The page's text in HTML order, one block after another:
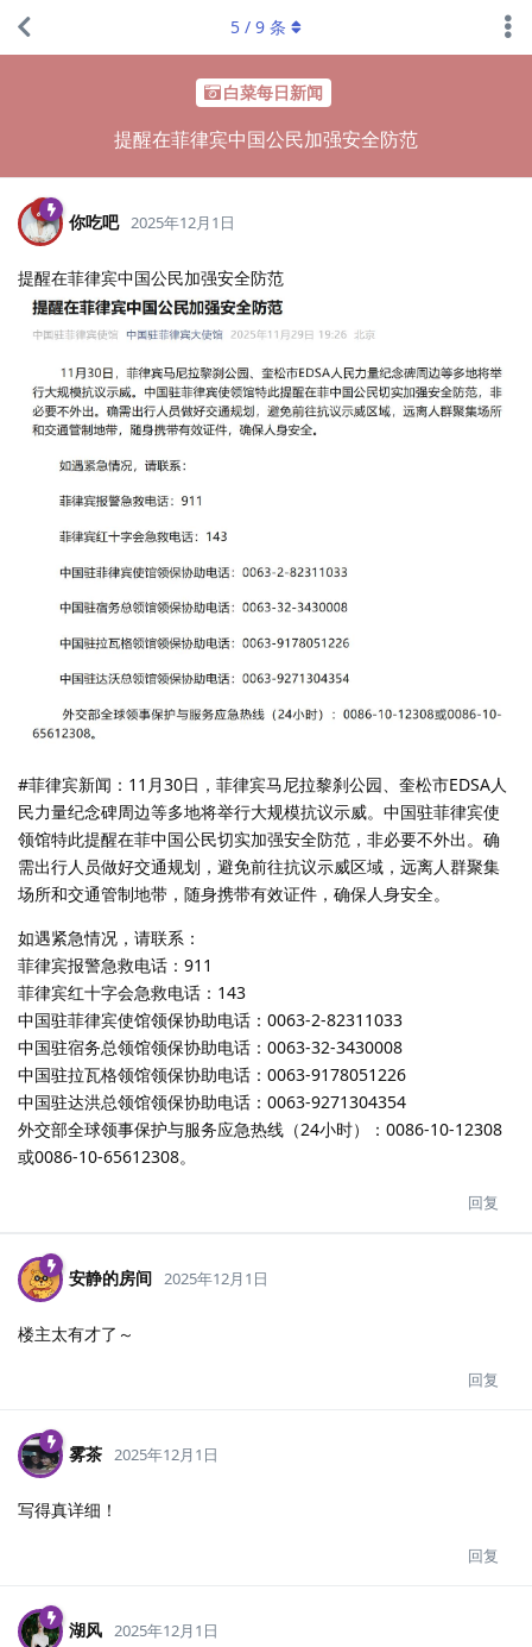
白菜每日新闻
提醒在菲律宾中国公民加强安全防范
5 / 9 条
你吃吧 2025年12月1日
提醒在菲律宾中国公民加强安全防范
#菲律宾新闻：11月30日，菲律宾马尼拉黎刹公园、奎松市EDSA人
民力量纪念碑周边等多地将举行大规模抗议示威。中国驻菲律宾使
领馆特此提醒在菲中国公民切实加强安全防范，非必要不外出。确
需出行人员做好交通规划，避免前往抗议示威区域，远离人群聚集
场所和交通管制地带，随身携带有效证件，确保人身安全。
如遇紧急情况，请联系：
菲律宾报警急救电话：911
菲律宾红十字会急救电话：143
中国驻菲律宾使馆领保协助电话：0063-2-82311033
中国驻宿务总领馆领保协助电话：0063-32-3430008
中国驻拉瓦格领馆领保协助电话：0063-9178051226
中国驻达洪总领馆领保协助电话：0063-9271304354
外交部全球领事保护与服务应急热线（24小时）：0086-10-12308
或0086-10-65612308。
回复
安静的房间 2025年12月1日
楼主太有才了～
回复
雾茶 2025年12月1日
写得真详细！
回复
湖风 2025年12月1日